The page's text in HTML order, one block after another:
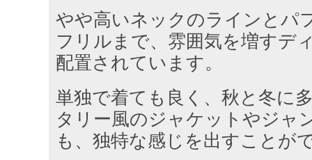
やや高いネックのラインとパ
フリルまで、雰囲気を増すデ
配置されています。
単独で着ても良く、秋と冬に
タリー風のジャケットやジャ
も、独特な感じを出すことが